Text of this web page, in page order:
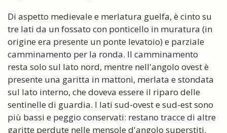
Di aspetto medievale e merlatura guelfa, è cinto su
tre lati da un fossato con ponticello in muratura (in
origine era presente un ponte levatoio) e parziale
camminamento per la ronda. Il camminamento
resta solo sul lato nord, mentre nell'angolo ovest è
presente una garitta in mattoni, merlata e stondata
sul lato interno, che doveva essere il riparo delle
sentinelle di guardia. I lati sud-ovest e sud-est sono
più bassi e peggio conservati: restano tracce di altre
garitte perdute nelle mensole d'angolo superstiti.